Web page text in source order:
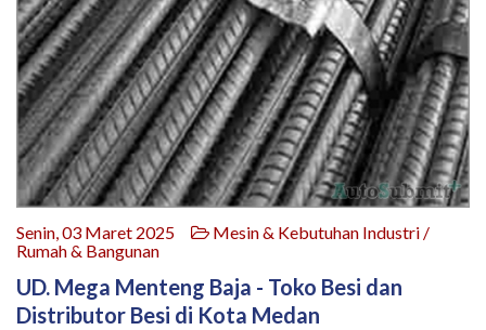
Senin, 03 Maret 2025
Mesin & Kebutuhan Industri /
Rumah & Bangunan
UD. Mega Menteng Baja - Toko Besi dan
Distributor Besi di Kota Medan